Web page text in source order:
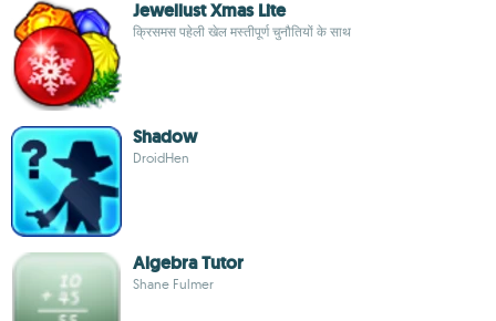
Jewellust Xmas Lite
क्रिसमस पहेली खेल मस्तीपूर्ण चुनौतियों के साथ
Shadow
DroidHen
Algebra Tutor
Shane Fulmer